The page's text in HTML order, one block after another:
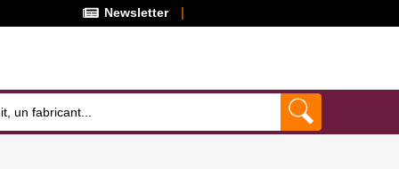
Newsletter